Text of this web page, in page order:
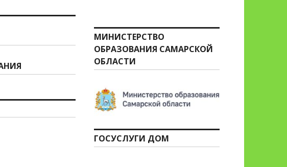
МИНИСТЕРСТВО
ОБРАЗОВАНИЯ САМАРСКОЙ
ОБЛАСТИ
ГОСУСЛУГИ ДОМ